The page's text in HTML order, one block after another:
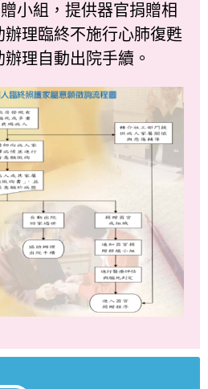
小組，提供器官捐贈相
辦理臨終不施行心肺復甦
理自動出院手續。